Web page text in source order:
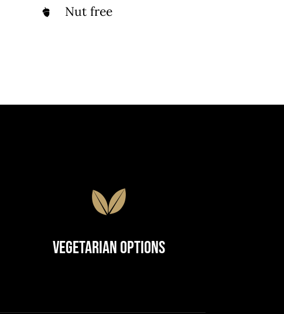
Nut free
Vegetarian Options